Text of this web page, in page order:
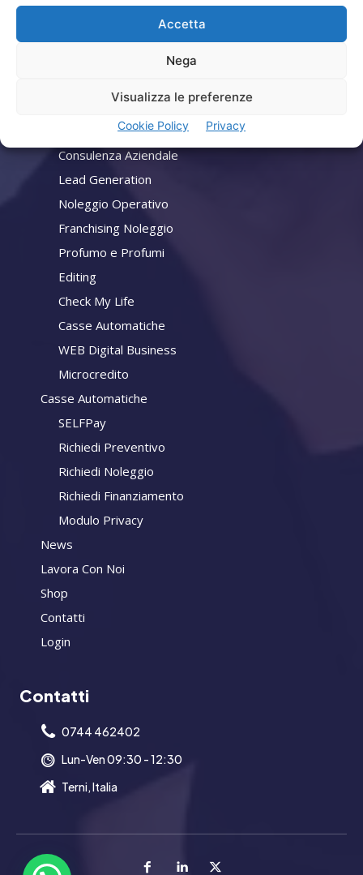
Accetta
Nega
Visualizza le preferenze
Cookie Policy Privacy
Consulenza Aziendale
Lead Generation
Noleggio Operativo
Franchising Noleggio
Profumo e Profumi
Editing
Check My Life
Casse Automatiche
WEB Digital Business
Microcredito
Casse Automatiche
SELFPay
Richiedi Preventivo
Richiedi Noleggio
Richiedi Finanziamento
Modulo Privacy
News
Lavora Con Noi
Shop
Contatti
Login
Contatti
0744 462402
Lun-Ven 09:30 - 12:30
Terni, Italia